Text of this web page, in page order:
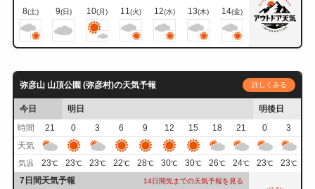
8(土) 9(日) 10(月) 11(火) 12(水) 13(木) 14(金)
弥彦山 山頂公園 (弥彦村)の天気予報 詳しくみる
今日 明日
明後日
時間
21 0 3 6 9 12 15 18 21 0
3
天気
気温 23℃ 23℃ 23℃ 22℃ 28℃ 30℃ 30℃ 26℃ 24℃ 23℃ 23℃
7日間天気予報 14日間先までの天気予報を見る